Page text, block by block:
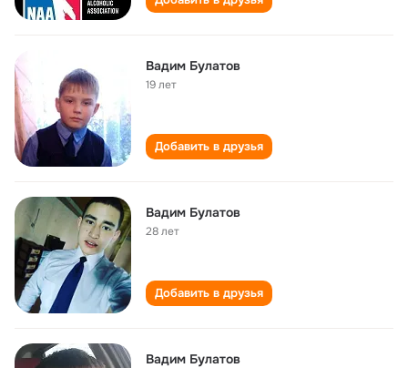
Вадим Булатов
19 лет
Добавить в друзья
Вадим Булатов
28 лет
Добавить в друзья
Вадим Булатов